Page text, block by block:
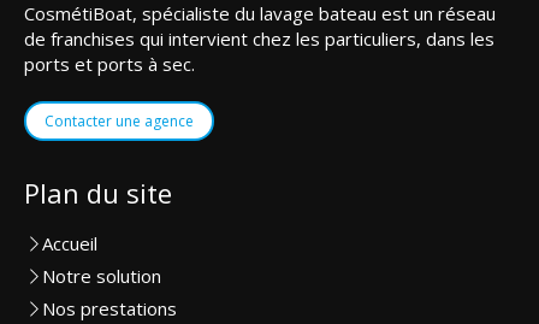
CosmétiBoat, spécialiste du lavage bateau est un réseau
de franchises qui intervient chez les particuliers, dans les
ports et ports à sec.
Contacter une agence
Plan du site
Accueil
Notre solution
Nos prestations